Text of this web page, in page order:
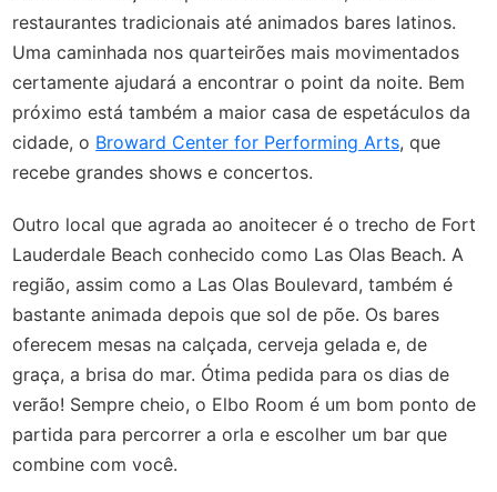
restaurantes tradicionais até animados bares latinos.
Uma caminhada nos quarteirões mais movimentados
certamente ajudará a encontrar o point da noite. Bem
próximo está também a maior casa de espetáculos da
cidade, o Broward Center for Performing Arts, que
recebe grandes shows e concertos.
Outro local que agrada ao anoitecer é o trecho de Fort
Lauderdale Beach conhecido como Las Olas Beach. A
região, assim como a Las Olas Boulevard, também é
bastante animada depois que sol de põe. Os bares
oferecem mesas na calçada, cerveja gelada e, de
graça, a brisa do mar. Ótima pedida para os dias de
verão! Sempre cheio, o Elbo Room é um bom ponto de
partida para percorrer a orla e escolher um bar que
combine com você.